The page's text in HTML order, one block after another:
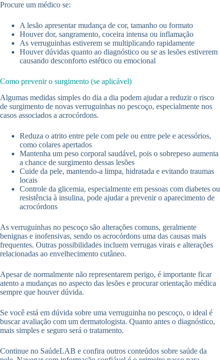
Procure um médico se:
A lesão apresentar mudança de cor, tamanho ou formato
Houver dor, sangramento, coceira intensa ou inflamação
As verruguinhas estiverem se multiplicando rapidamente
Houver dúvidas quanto ao diagnóstico ou se as lesões estiverem
causando desconforto estético ou emocional
Como prevenir o surgimento (se aplicável)
Algumas medidas simples do dia a dia podem ajudar a reduzir o risco
de surgimento de novas verruguinhas no pescoço, especialmente nos
casos associados a acrocórdons.
Reduza o atrito entre pele com pele ou entre pele e acessórios,
como colares apertados
Mantenha um peso corporal saudável, pois o sobrepeso aumenta
a chance de surgimento dessas lesões
Cuide da pele, mantendo-a limpa, hidratada e evitando traumas
locais
Controle da glicemia, especialmente em pessoas com diabetes ou
resistência à insulina, pode ajudar a prevenir o aparecimento de
acrocórdons
As verruguinhas no pescoço são alterações comuns, geralmente
benignas e inofensivas, sendo os acrocórdons uma das causas mais
frequentes. Outras possibilidades incluem verrugas virais e alterações
relacionadas ao envelhecimento cutâneo.
Apesar de normalmente não representarem perigo, é importante ficar
atento a mudanças no aspecto das lesões e procurar orientação médica
sempre que houver dúvida.
Se você está em dúvida sobre uma verruguinha no pescoço, o ideal é
buscar avaliação com um dermatologista. Quanto antes o diagnóstico,
mais simples e seguro será o tratamento.
Continue no SaúdeLAB e confira outros conteúdos sobre saúde da